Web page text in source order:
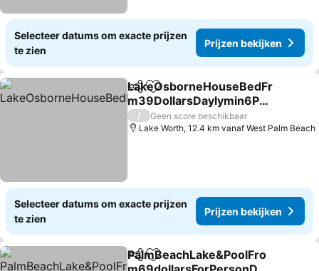
Selecteer datums om exacte prijzen
te zien
Prijzen bekijken
DelenToevoegen aan favorieten
LakeOsborneHouseBedFr
m39DollarsDaylymin6Per
sParty
/
Geen score beschikbaar
Lake Worth, 12.4 km vanaf West Palm Beach
Selecteer datums om exacte prijzen
te zien
Prijzen bekijken
DelenToevoegen aan favorieten
PalmBeachLake&PoolFro